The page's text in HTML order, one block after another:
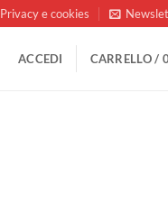
Privacy e cookies
ACCEDI CARRELLO /